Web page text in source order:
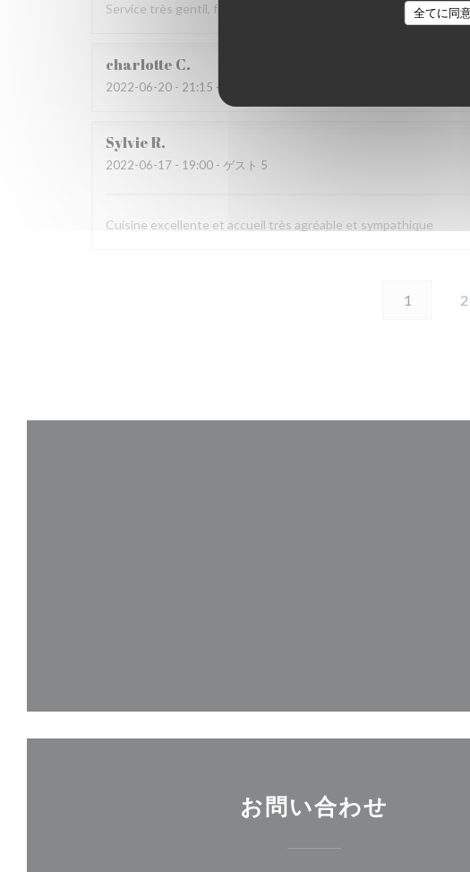
全てに同
Service très gentil, food au top (très généreuse !), à faire et à
charlotte C
2022-06-20 - 21:15 - ゲスト 2
SylvieR
2022-06-17 - 19:00 - ゲスト 5
Cuisine excellente et accueil très agréable et sympathique
1 2
お問い合わせ